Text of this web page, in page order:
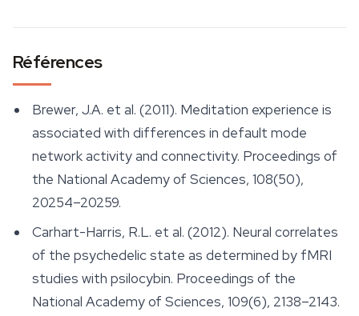
Références
Brewer, J.A. et al. (2011). Meditation experience is
associated with differences in default mode
network activity and connectivity. Proceedings of
the National Academy of Sciences, 108(50),
20254–20259.
Carhart-Harris, R.L. et al. (2012). Neural correlates
of the psychedelic state as determined by fMRI
studies with psilocybin. Proceedings of the
National Academy of Sciences, 109(6), 2138–2143.